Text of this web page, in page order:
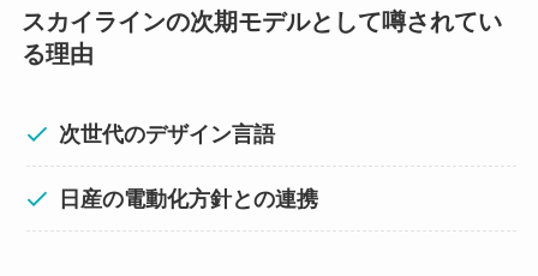
スカイラインの次期モデルとして噂されてい
る理由
次世代のデザイン言語
日産の電動化方針との連携